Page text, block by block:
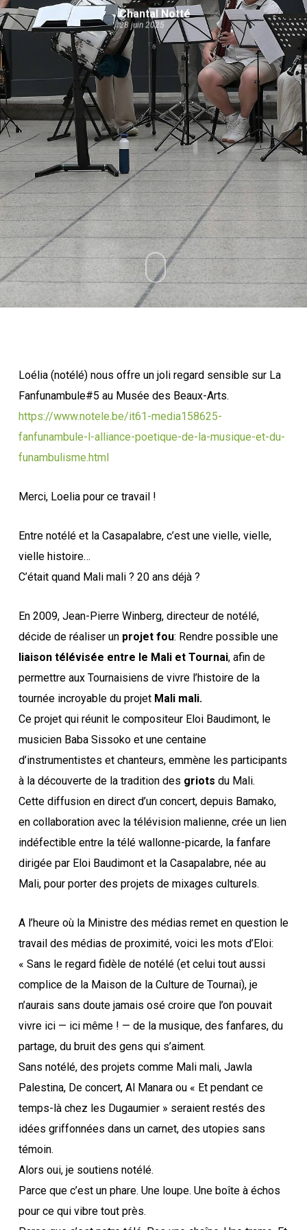
Chantal Notté
28 juin 2025
Loélia (notélé) nous offre un joli regard sensible sur La
Fanfunambule#5 au Musée des Beaux-Arts.
https://www.notele.be/it61-media158625-
fanfunambule-l-alliance-poetique-de-la-musique-et-du-
funambulisme.html
Merci, Loelia pour ce travail !
Entre notélé et la Casapalabre, c’est une vielle, vielle,
vielle histoire…
C’était quand Mali mali ? 20 ans déjà ?
En 2009, Jean-Pierre Winberg, directeur de notélé,
décide de réaliser un projet fou: Rendre possible une
liaison télévisée entre le Mali et Tournai, afin de
permettre aux Tournaisiens de vivre l’histoire de la
tournée incroyable du projet Mali mali.
Ce projet qui réunit le compositeur Eloi Baudimont, le
musicien Baba Sissoko et une centaine
d’instrumentistes et chanteurs, emmène les participants
à la découverte de la tradition des griots du Mali.
Cette diffusion en direct d’un concert, depuis Bamako,
en collaboration avec la télévision malienne, crée un lien
indéfectible entre la télé wallonne-picarde, la fanfare
dirigée par Eloi Baudimont et la Casapalabre, née au
Mali, pour porter des projets de mixages culturels.
A l’heure où la Ministre des médias remet en question le
travail des médias de proximité, voici les mots d’Eloi:
« Sans le regard fidèle de notélé (et celui tout aussi
complice de la Maison de la Culture de Tournai), je
n’aurais sans doute jamais osé croire que l’on pouvait
vivre ici — ici même ! — de la musique, des fanfares, du
partage, du bruit des gens qui s’aiment.
Sans notélé, des projets comme Mali mali, Jawla
Palestina, De concert, Al Manara ou « Et pendant ce
temps-là chez les Dugaumier » seraient restés des
idées griffonnées dans un carnet, des utopies sans
témoin.
Alors oui, je soutiens notélé.
Parce que c’est un phare. Une loupe. Une boîte à échos
pour ce qui vibre tout près.